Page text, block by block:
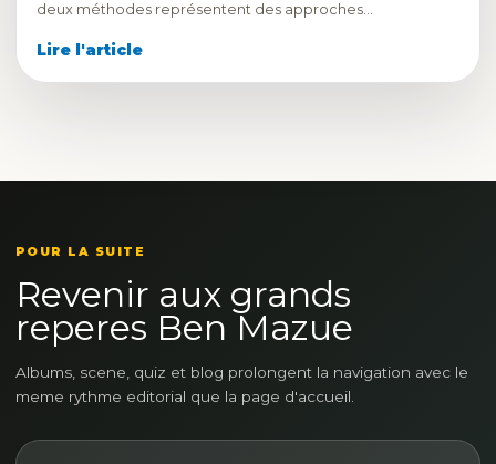
deux méthodes représentent des approches…
Lire l'article
POUR LA SUITE
Revenir aux grands
reperes Ben Mazue
Albums, scene, quiz et blog prolongent la navigation avec le
meme rythme editorial que la page d'accueil.